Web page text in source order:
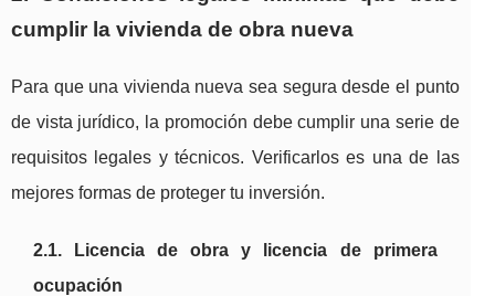
cumplir la vivienda de obra nueva
Para que una vivienda nueva sea segura desde el punto
de vista jurídico, la promoción debe cumplir una serie de
requisitos legales y técnicos. Verificarlos es una de las
mejores formas de proteger tu inversión.
2.1. Licencia de obra y licencia de primera
ocupación